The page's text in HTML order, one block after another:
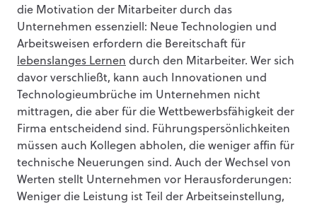
die Motivation der Mitarbeiter durch das
Unternehmen essenziell: Neue Technologien und
Arbeitsweisen erfordern die Bereitschaft für
lebenslanges Lernen durch den Mitarbeiter. Wer sich
davor verschließt, kann auch Innovationen und
Technologieumbrüche im Unternehmen nicht
mittragen, die aber für die Wettbewerbsfähigkeit der
Firma entscheidend sind. Führungspersönlichkeiten
müssen auch Kollegen abholen, die weniger affin für
technische Neuerungen sind. Auch der Wechsel von
Werten stellt Unternehmen vor Herausforderungen:
Weniger die Leistung ist Teil der Arbeitseinstellung,